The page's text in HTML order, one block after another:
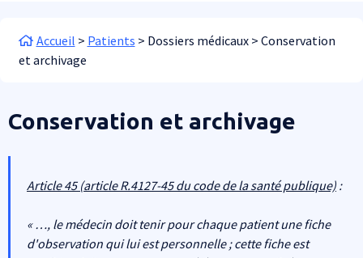
Fil d'Ariane
Accueil Patients Dossiers médicaux
Conservation
et archivage
Conservation et archivage
Article 45 (article R.4127-45 du code de la santé publique) :
« …, le médecin doit tenir pour chaque patient une fiche
d'observation qui lui est personnelle ; cette fiche est